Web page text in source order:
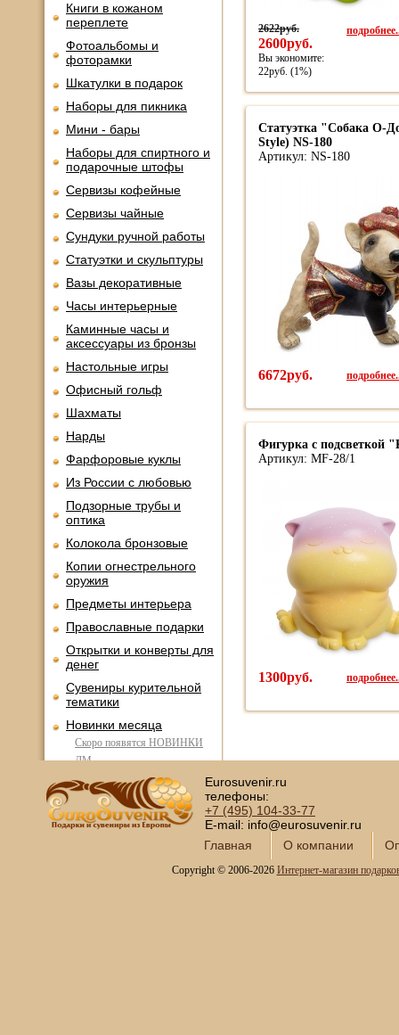
Книги в кожаном
переплете
Фотоальбомы и
фоторамки
Шкатулки в подарок
Наборы для пикника
Мини - бары
Наборы для спиртного и
подарочные штофы
Сервизы кофейные
Сервизы чайные
Сундуки ручной работы
Статуэтки и скульптуры
Вазы декоративные
Часы интерьерные
Каминные часы и
аксессуары из бронзы
Настольные игры
Офисный гольф
Шахматы
Нарды
Фарфоровые куклы
Из России с любовью
Подзорные трубы и
оптика
Колокола бронзовые
Копии огнестрельного
оружия
Предметы интерьера
Православные подарки
Открытки и конверты для
денег
Сувениры курительной
тематики
Новинки месяца
Скоро появятся НОВИНКИ
ДМ
Union Art-East
2622руб.
2600руб.
Вы экономите:
22руб. (1%)
Статуэтка "Собака О-
Style) NS-180
Артикул: NS-180
6672руб.
Фигурка с подсветкой
Артикул: MF-28/1
1300руб.
Eurosuvenir.ru
телефоны:
+7 (495) 104-33-77
E-mail: info@eurosuvenir.ru
Главная
О компании
Copyright © 2006-2026 Интернет-магазин